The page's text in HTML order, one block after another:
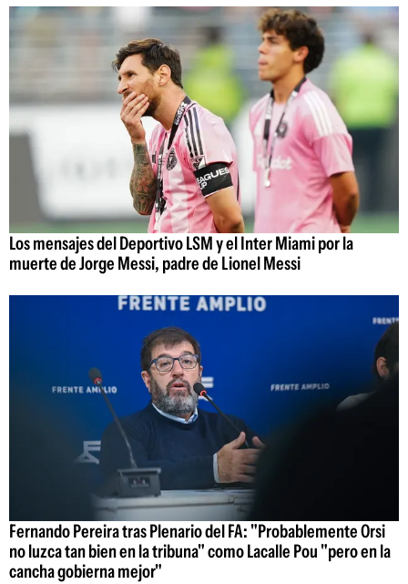
Los mensajes del Deportivo LSM y el Inter Miami por la
muerte de Jorge Messi, padre de Lionel Messi
Fernando Pereira tras Plenario del FA: "Probablemente Orsi
no luzca tan bien en la tribuna" como Lacalle Pou "pero en la
cancha gobierna mejor"